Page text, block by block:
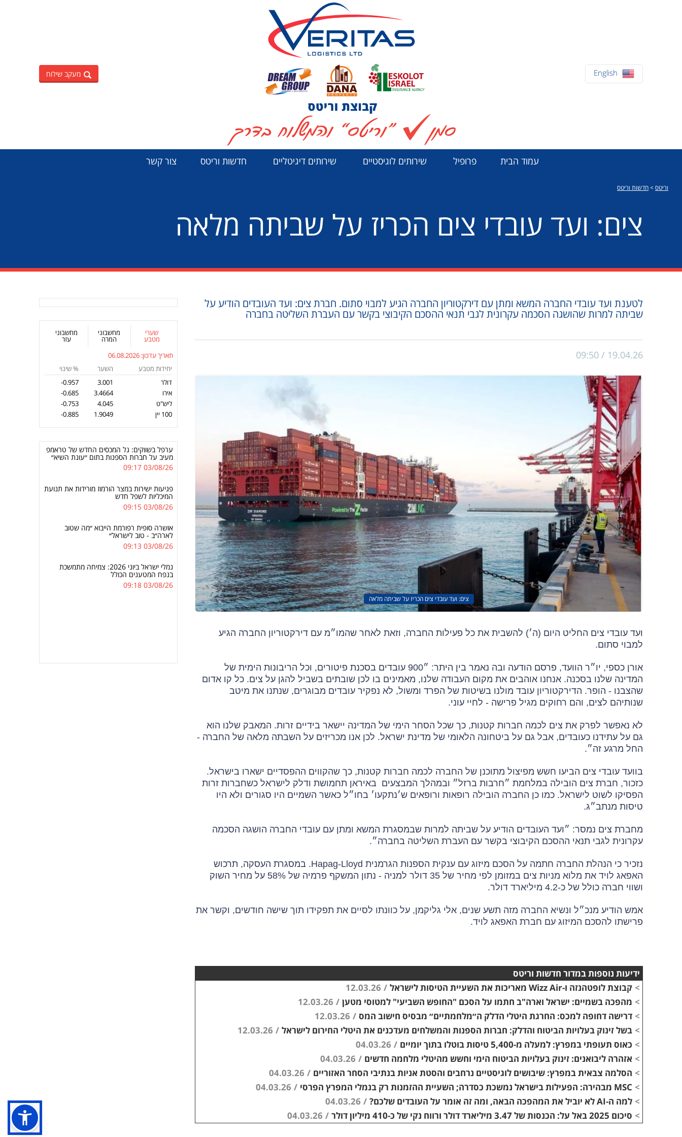
English מעקב שילוח
עמוד הבית פרופיל שירותים לוגיסטיים שירותים דיגיטליים חדשות וריטס צור קשר
וריטס>חדשות וריטס
צים: ועד עובדי צים הכריז על שביתה מלאה
לטענת ועד עובדי החברה המשא ומתן עם דירקטוריון החברה הגיע למבוי סתום. חברת צים: ועד העובדים הודיע על
שביתה למרות שהושגה הסכמה עקרונית לגבי תנאי ההסכם הקיבוצי בקשר עם העברת השליטה בחברה
19.04.26 / 09:50
צים: ועד עובדי צים הכריז על שביתה מלאה
ועד עובדי צים החליט היום (ה׳) להשבית את כל פעילות החברה, וזאת לאחר שהמו״מ עם דירקטוריון החברה הגיע
למבוי סתום.
אורן כספי, יו״ר הוועד, פרסם הודעה ובה נאמר בין היתר: ״900 עובדים בסכנת פיטורים, וכל הריבונות הימית של
המדינה שלנו בסכנה. אנחנו אוהבים את מקום העבודה שלנו, מאמינים בו לכן שובתים בשביל להגן על צים. כל קו אדום
שהצבנו - הופר. הדירקטוריון עובד מולנו בשיטות של הפרד ומשול, לא נפקיר עובדים מבוגרים, שנתנו את מיטב
שנותיהם לצים, והם רחוקים מגיל פרישה - לחיי עוני.
לא נאפשר לפרק את צים לכמה חברות קטנות, כך שכל הסחר הימי של המדינה יישאר בידיים זרות. המאבק שלנו הוא
גם על עתידנו כעובדים, אבל גם על ביטחונה הלאומי של מדינת ישראל. לכן אנו מכריזים על השבתה מלאה של החברה -
החל מרגע זה״.
בוועד עובדי צים הביעו חשש מפיצול מתוכנן של החברה לכמה חברות קטנות, כך שהקווים ההפסדיים ישארו בישראל.
כזכור, חברת צים הובילה במלחמת ״חרבות ברזל״ ובמהלך המבצעים באיראן תחמושת ודלק לישראל כשחברות זרות
הפסיקו לשוט לישראל. כמו כן החברה הובילה רופאות ורופאים ש׳נתקעו׳ בחו״ל כאשר השמיים היו סגורים ולא היו
טיסות מנתב״ג.
מחברת צים נמסר: ״ועד העובדים הודיע על שביתה למרות שבמסגרת המשא ומתן עם עובדי החברה הושגה הסכמה
עקרונית לגבי תנאי ההסכם הקיבוצי בקשר עם העברת השליטה בחברה״.
נזכיר כי הנהלת החברה חתמה על הסכם מיזוג עם ענקית הספנות הגרמנית Hapag-Lloyd. במסגרת העסקה, תרכוש
האפאג לויד את מלוא מניות צים במזומן לפי מחיר של 35 דולר למניה - נתון המשקף פרמיה של 58% על מחיר השוק
ושווי חברה כולל של כ-4.2 מיליארד דולר.
אמש הודיע מנכ״ל ונשיא החברה מזה תשע שנים, אלי גליקמן, על כוונתו לסיים את תפקידו תוך שישה חודשים, וקשר את
פרישתו להסכם המיזוג עם חברת האפאג לויד.
ידיעות נוספות במדור חדשות וריטס
> קבוצת לופטהנזה ו-Wizz Air מאריכות את השעיית הטיסות לישראל /
12.03.26
> מהפכה בשמיים: ישראל וארה"ב חתמו על הסכם "החופש השביעי" למטוסי מטען /
12.03.26
> דרישה דחופה למכס: החרגת היטלי הדלק ה״מלחמתיים״ מבסיס חישוב המס /
12.03.26
> בשל זינוק בעלויות הביטוח והדלק: חברות הספנות והמשלחים מעדכנים את היטלי החירום לישראל /
12.03.26
> כאוס תעופתי במפרץ: למעלה מ-5,400 טיסות בוטלו בתוך יומיים /
04.03.26
> אזהרה ליבואנים: זינוק בעלויות הביטוח הימי וחשש מהיטלי מלחמה חדשים /
04.03.26
> הסלמה צבאית במפרץ: שיבושים לוגיסטיים נרחבים והסטת אניות בנתיבי הסחר האזוריים /
04.03.26
> MSC מבהירה: הפעילות בישראל נמשכת כסדרה; השעיית ההזמנות רק בנמלי המפרץ הפרסי /
04.03.26
> למה ה-AI לא יוביל את המהפכה הבאה, ומה זה אומר על העובדים שלכם? /
04.03.26
> סיכום 2025 באל על: הכנסות של 3.47 מיליארד דולר ורווח נקי של כ-410 מיליון דולר /
04.03.26
שערי
מטבע
מחשבוני
המרה
מחשבוני
עזר
תאריך עדכון: 06.08.2026
יחידות מטבע
השער
% שינוי
דולר
3.001
-0.957
אירו
3.4664
-0.685
ליש"ט
4.045
-0.753
100 יין
1.9049
-0.885
ערפל בשווקים: גל המכסים החדש של טראמפ
מעיב על חברות הספנות בתום ״עונת השיא״
03/08/26 09:17
פגיעות ישירות במצר הורמוז מורידות את תנועת
המיכליות לשפל חדש
03/08/26 09:15
אושרה סופית רפורמת הייבוא ״מה שטוב
לארה״ב - טוב לישראל״
03/08/26 09:13
נמלי ישראל ביוני 2026: צמיחה מתמשכת
בנפח המטענים הכולל
03/08/26 09:18